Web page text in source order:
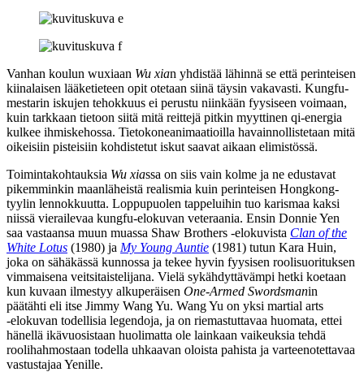
Vanhan koulun wuxiaan Wu xian yhdistää lähinnä se että perinteisen
kiinalaisen lääketieteen opit otetaan siinä täysin vakavasti. Kungfu-
mestarin iskujen tehokkuus ei perustu niinkään fyysiseen voimaan,
kuin tarkkaan tietoon siitä mitä reittejä pitkin myyttinen qi‑energia
kulkee ihmiskehossa. Tietokoneanimaatioilla havainnollistetaan mitä
oikeisiin pisteisiin kohdistetut iskut saavat aikaan elimistössä.
Toimintakohtauksia Wu xiassa on siis vain kolme ja ne edustavat
pikemminkin maanläheistä realismia kuin perinteisen Hongkong-
tyylin lennokkuutta. Loppupuolen tappeluihin tuo karismaa kaksi
niissä vierailevaa kungfu‑elokuvan veteraania. Ensin Donnie Yen
saa vastaansa muun muassa Shaw Brothers ‑elokuvista Clan of the
White Lotus (1980) ja My Young Auntie (1981) tutun Kara Huin,
joka on sähäkässä kunnossa ja tekee hyvin fyysisen roolisuorituksen
vimmaisena veitsitaistelijana. Vielä sykähdyttävämpi hetki koetaan
kun kuvaan ilmestyy alkuperäisen One‑Armed Swordsmanin
päätähti eli itse Jimmy Wang Yu. Wang Yu on yksi martial arts
‑elokuvan todellisia legendoja, ja on riemastuttavaa huomata, ettei
hänellä ikävuosistaan huolimatta ole lainkaan vaikeuksia tehdä
roolihahmostaan todella uhkaavan oloista pahista ja varteenotettavaa
vastustajaa Yenille.